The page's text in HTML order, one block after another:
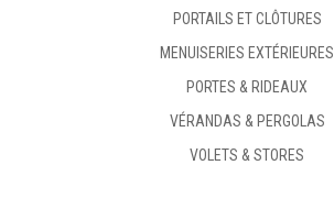
PORTAILS ET CLÔTURES
MENUISERIES EXTÉRIEURES
PORTES & RIDEAUX
VÉRANDAS & PERGOLAS
VOLETS & STORES